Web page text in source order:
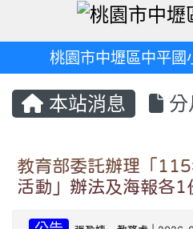
桃園市中壢區中平國
本站消息 分
教育部委託辦理「
活動」辦法及海報各1